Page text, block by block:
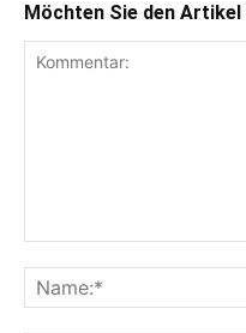
Möchten Sie den